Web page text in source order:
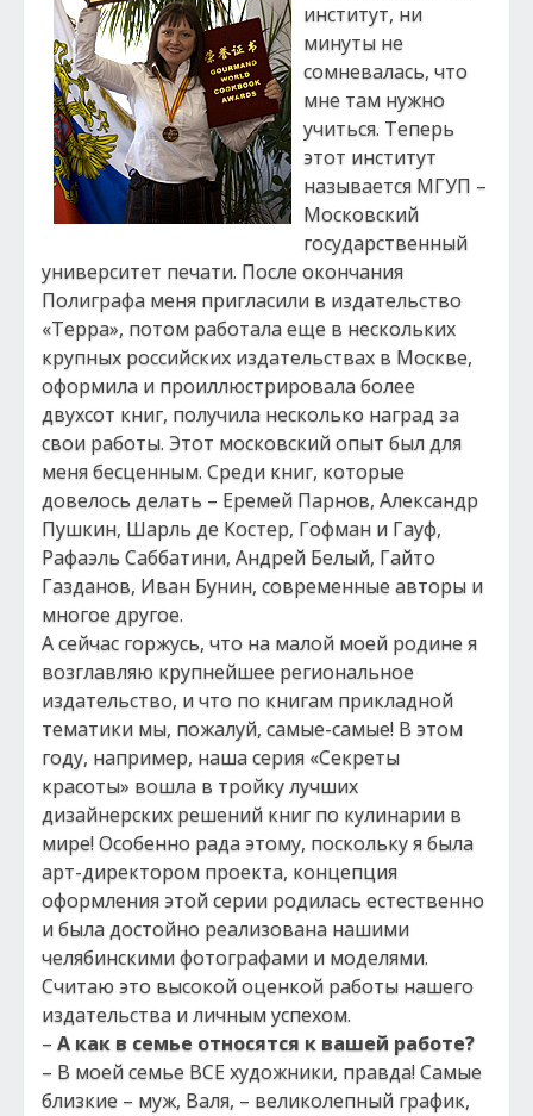
институт, ни
минуты не
сомневалась, что
мне там нужно
учиться. Теперь
этот институт
называется МГУП –
Московский
государственный
университет печати. После окончания
Полиграфа меня пригласили в издательство
«Терра», потом работала еще в нескольких
крупных российских издательствах в Москве,
оформила и проиллюстрировала более
двухсот книг, получила несколько наград за
свои работы. Этот московский опыт был для
меня бесценным. Среди книг, которые
довелось делать – Еремей Парнов, Александр
Пушкин, Шарль де Костер, Гофман и Гауф,
Рафаэль Саббатини, Андрей Белый, Гайто
Газданов, Иван Бунин, современные авторы и
многое другое.
А сейчас горжусь, что на малой моей родине я
возглавляю крупнейшее региональное
издательство, и что по книгам прикладной
тематики мы, пожалуй, самые-самые! В этом
году, например, наша серия «Секреты
красоты» вошла в тройку лучших
дизайнерских решений книг по кулинарии в
мире! Особенно рада этому, поскольку я была
арт-директором проекта, концепция
оформления этой серии родилась естественно
и была достойно реализована нашими
челябинскими фотографами и моделями.
Считаю это высокой оценкой работы нашего
издательства и личным успехом.
– А как в семье относятся к вашей работе?
– В моей семье ВСЕ художники, правда! Самые
близкие – муж, Валя, – великолепный график,